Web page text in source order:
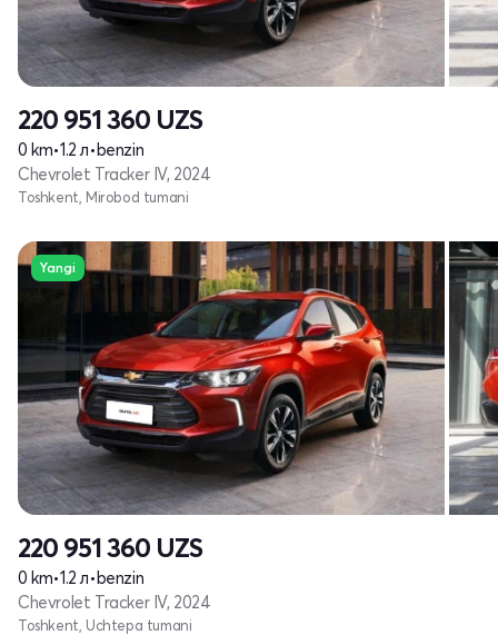
220 951 360 UZS
0 km•1.2 л•benzin
Chevrolet Tracker IV, 2024
Toshkent, Mirobod tumani
Yangi
220 951 360 UZS
0 km•1.2 л•benzin
Chevrolet Tracker IV, 2024
Toshkent, Uchtepa tumani